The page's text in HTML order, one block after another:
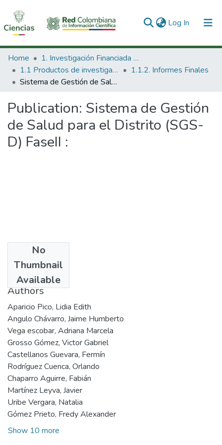
Log In (current)
Communities & Collections
All of DSpace
Home
1. Investigación Financiada con Recursos Públicos
1.1 Productos de investigación
1.1.2. Informes Finales
Sistema de Gestión de Salud para el Distrito (SGS-D) FaseII :
Publication: Sistema de Gestión
de Salud para el Distrito (SGS-
D) FaseII :
No
Thumbnail
Available
24
Authors
Aparicio Pico, Lidia Edith
Angulo Chávarro, Jaime Humberto
Vega escobar, Adriana Marcela
Grosso Gómez, Victor Gabriel
Castellanos Guevara, Fermín
Rodríguez Cuenca, Orlando
Chaparro Aguirre, Fabián
Martínez Leyva, Javier
Uribe Vergara, Natalia
Gómez Prieto, Fredy Alexander
Show 10 more